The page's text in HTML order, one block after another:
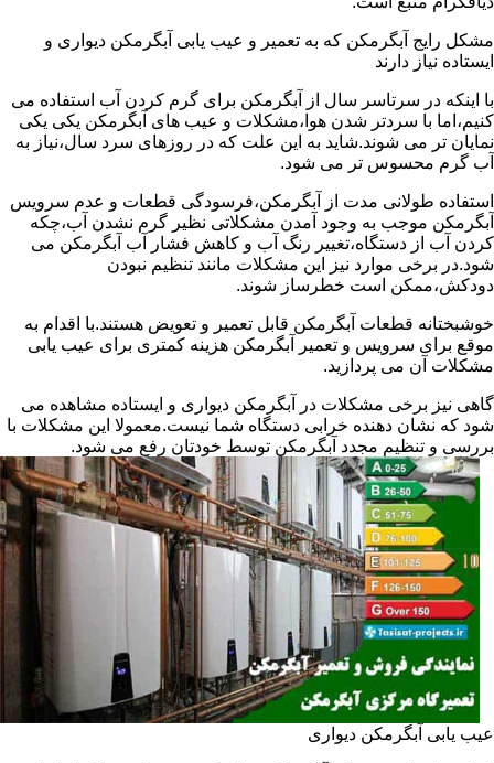
مشکل رایج آبگرمکن که به تعمیر و عیب یابی آبگرمکن دیواری و
ایستاده نیاز دارند
با اینکه در سرتاسر سال از آبگرمکن برای گرم کردن آب استفاده می
کنیم،اما با سردتر شدن هوا،مشکلات و عیب های آبگرمکن یکی یکی
نمایان تر می شوند.شاید به این علت که در روزهای سرد سال،نیاز به
آب گرم محسوس تر می شود.
استفاده طولانی مدت از آبگرمکن،فرسودگی قطعات و عدم سرویس
آبگرمکن موجب به وجود آمدن مشکلاتی نظیر گرم نشدن آب،چکه
کردن آب از دستگاه،تغییر رنگ آب و کاهش فشار آب آبگرمکن می
شود.در برخی موارد نیز این مشکلات مانند تنظیم نبودن
دودکش،ممکن است خطرساز شوند.
خوشبختانه قطعات آبگرمکن قابل تعمیر و تعویض هستند.با اقدام به
موقع برای سرویس و تعمیر آبگرمکن هزینه کمتری برای عیب یابی
مشکلات آن می پردازید.
گاهی نیز برخی مشکلات در آبگرمکن دیواری و ایستاده مشاهده می
شود که نشان دهنده خرابی دستگاه شما نیست.معمولا این مشکلات با
بررسی و تنظیم مجدد آبگرمکن توسط خودتان رفع می شود.
عیب یابی آبگرمکن دیواری